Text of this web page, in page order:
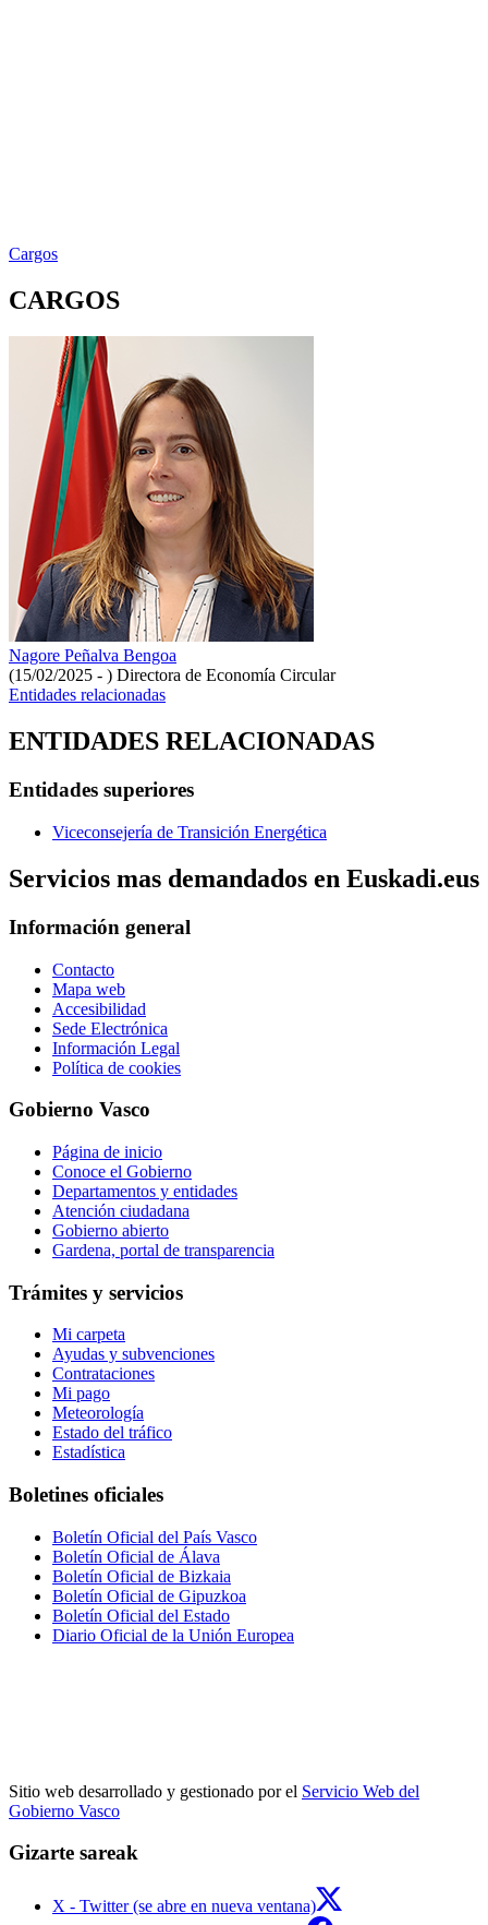
Cargos
CARGOS
Nagore Peñalva Bengoa
(15/02/2025 - ) Directora de Economía Circular
Entidades relacionadas
ENTIDADES RELACIONADAS
Entidades superiores
Viceconsejería de Transición Energética
Servicios mas demandados en Euskadi.eus
Información general
Contacto
Mapa web
Accesibilidad
Sede Electrónica
Información Legal
Política de cookies
Gobierno Vasco
Página de inicio
Conoce el Gobierno
Departamentos y entidades
Atención ciudadana
Gobierno abierto
Gardena, portal de transparencia
Trámites y servicios
Mi carpeta
Ayudas y subvenciones
Contrataciones
Mi pago
Meteorología
Estado del tráfico
Estadística
Boletines oficiales
Boletín Oficial del País Vasco
Boletín Oficial de Álava
Boletín Oficial de Bizkaia
Boletín Oficial de Gipuzkoa
Boletín Oficial del Estado
Diario Oficial de la Unión Europea
Sitio web desarrollado y gestionado por el Servicio Web del
Gobierno Vasco
Gizarte sareak
X - Twitter (se abre en nueva ventana)